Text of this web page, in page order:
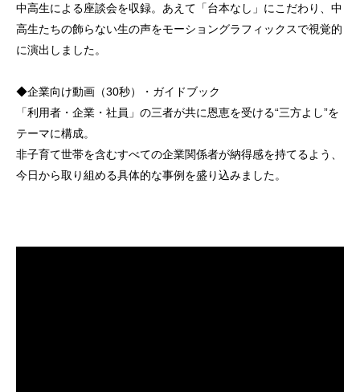
中高生による座談会を収録。あえて「台本なし」にこだわり、中
高生たちの飾らない生の声をモーショングラフィックスで視覚的
に演出しました。
◆企業向け動画（30秒）・ガイドブック
「利用者・企業・社員」の三者が共に恩恵を受ける“三方よし”を
テーマに構成。
非子育て世帯を含むすべての企業関係者が納得感を持てるよう、
今日から取り組める具体的な事例を盛り込みました。